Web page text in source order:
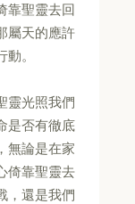
靠聖靈去回
屬天的應許
。
靈光照我們
是否有徹底
無論是在家
倚靠聖靈去
，還是我們